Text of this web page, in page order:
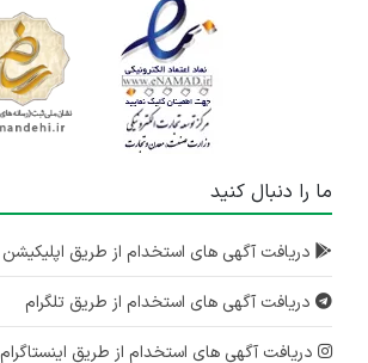
ما را دنبال کنید
دریافت آگهی های استخدام از طریق اپلیکیشن
دریافت آگهی های استخدام از طریق تلگرام
دریافت آگهی های استخدام از طریق اینستاگرام